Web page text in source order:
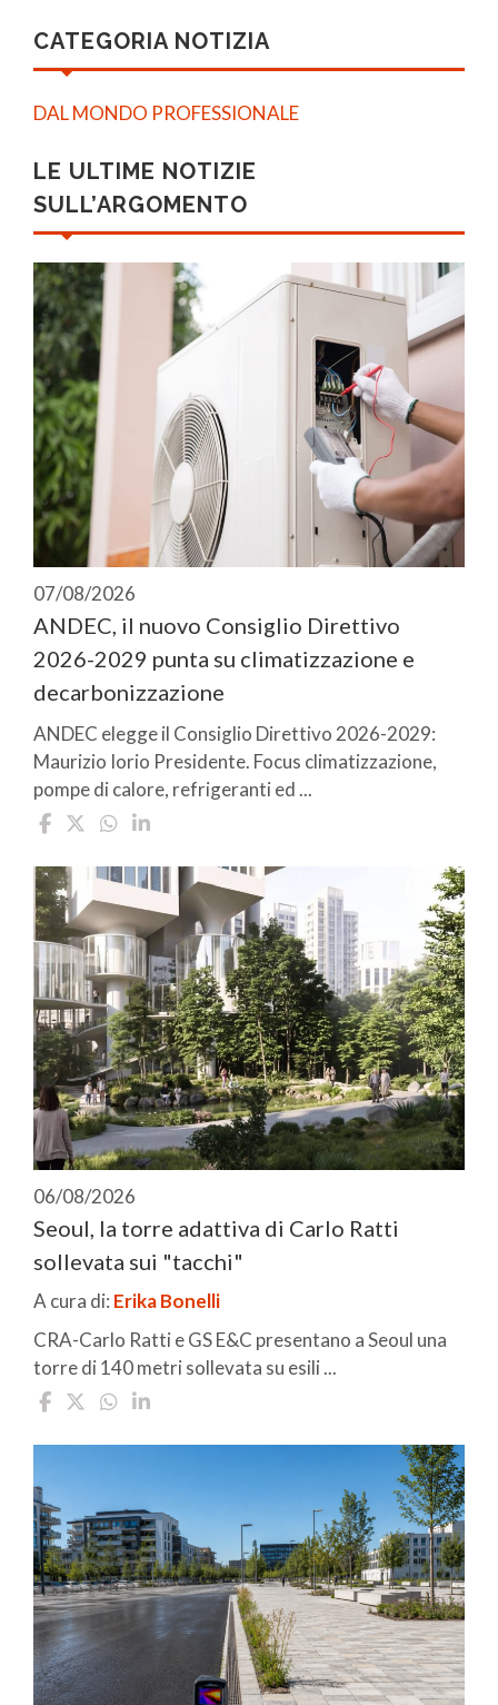
CATEGORIA NOTIZIA
DAL MONDO PROFESSIONALE
LE ULTIME NOTIZIE
SULL’ARGOMENTO
07/08/2026
ANDEC, il nuovo Consiglio Direttivo
2026-2029 punta su climatizzazione e
decarbonizzazione
ANDEC elegge il Consiglio Direttivo 2026-2029:
Maurizio Iorio Presidente. Focus climatizzazione,
pompe di calore, refrigeranti ed ...
06/08/2026
Seoul, la torre adattiva di Carlo Ratti
sollevata sui "tacchi"
A cura di: Erika Bonelli
CRA-Carlo Ratti e GS E&C presentano a Seoul una
torre di 140 metri sollevata su esili ...